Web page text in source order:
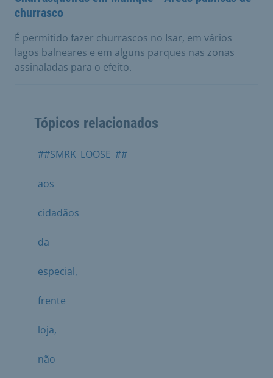
churrasco
É permitido fazer churrascos no Isar, em vários
lagos balneares e em alguns parques nas zonas
assinaladas para o efeito.
Tópicos relacionados
##SMRK_LOOSE_##
aos
cidadãos
da
especial,
frente
loja,
não